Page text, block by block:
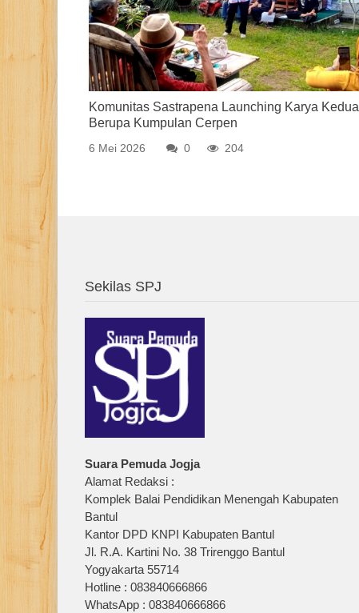
Komunitas Sastrapena Launching Karya Kedua
Berupa Kumpulan Cerpen
6 Mei 2026 0 204
Sekilas SPJ
Suara Pemuda Jogja
Alamat Redaksi :
Komplek Balai Pendidikan Menengah Kabupaten
Bantul
Kantor DPD KNPI Kabupaten Bantul
Jl. R.A. Kartini No. 38 Trirenggo Bantul
Yogyakarta 55714
Hotline : 083840666866
WhatsApp : 083840666866